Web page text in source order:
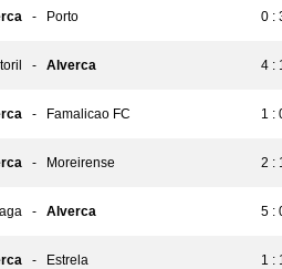
- Porto 0 :
- Alverca 4 :
- Famalicao FC 1 :
- Moreirense 2 :
- Alverca 5 :
- Estrela 1 :